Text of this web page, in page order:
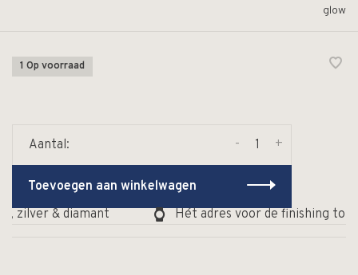
glow
1 Op voorraad
Aantal: +
-
Toevoegen aan winkelwagen
zilver & diamant
Hét adres voor de finishing